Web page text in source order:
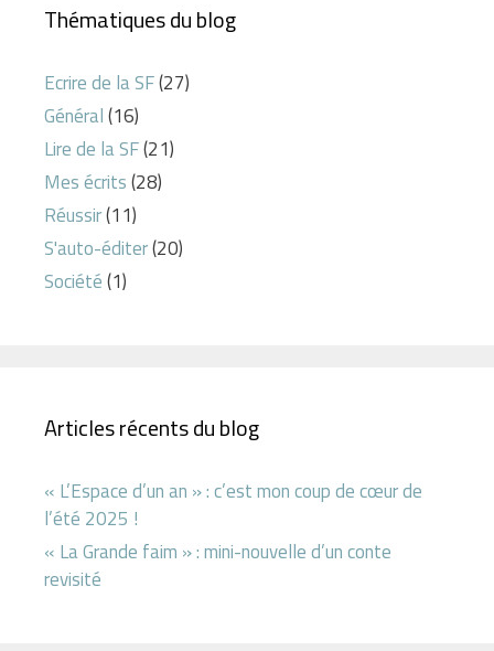
Thématiques du blog
Ecrire de la SF(27)
Général(16)
Lire de la SF(21)
Mes écrits(28)
Réussir(11)
S'auto-éditer(20)
Société(1)
Articles récents du blog
« L’Espace d’un an » : c’est mon coup de cœur de
l’été 2025 !
« La Grande faim » : mini-nouvelle d’un conte
revisité